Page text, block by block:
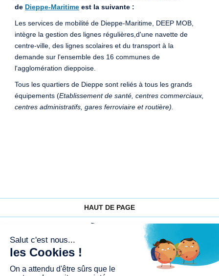
de Dieppe-Maritime est la suivante :
Les services de mobilité de Dieppe-Maritime, DEEP MOB,
intègre la gestion des lignes régulières,d'une navette de
centre-ville, des lignes scolaires et du transport à la
demande sur l'ensemble des 16 communes de
l'agglomération dieppoise.
Tous les quartiers de Dieppe sont reliés à tous les grands
équipements (Etablissement de santé, centres commerciaux,
centres administratifs, gares ferroviaire et routière).
HAUT DE PAGE